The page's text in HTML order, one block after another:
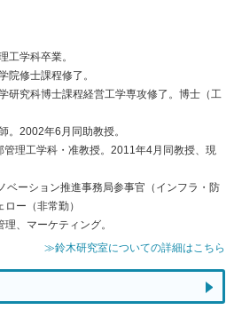
工学科卒業。
院修士課程修了。
研究科博士課程経営工学専攻修了。博士（工
。2002年6月同助教授。
理工学科・准教授。2011年4月同教授、現
ベーション推進事務局参事官（インフラ・防
ー（非常勤）
、マーケティング。
≫鈴木研究室についての詳細はこちら